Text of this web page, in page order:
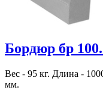
Бордюр бр
Вес - 95 кг. Длина -
мм.